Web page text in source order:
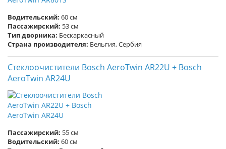
Водительский: 60 см
Пассажирский: 53 см
Тип дворника: Бескаркасный
Страна производителя: Бельгия, Сербия
Стеклоочистители Bosch AeroTwin AR22U + Bosch
AeroTwin AR24U
Пассажирский: 55 см
Водительский: 60 см